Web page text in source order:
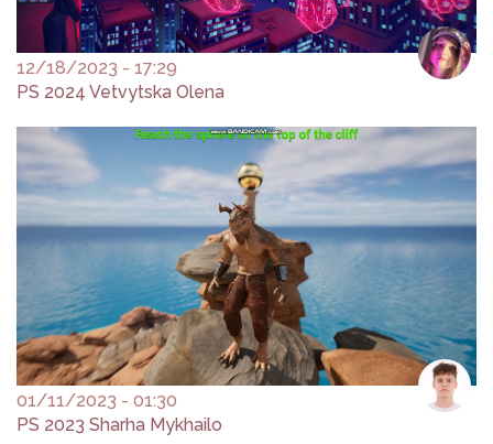
12/18/2023 - 17:29
PS 2024 Vetvytska Olena
01/11/2023 - 01:30
PS 2023 Sharha Mykhailo